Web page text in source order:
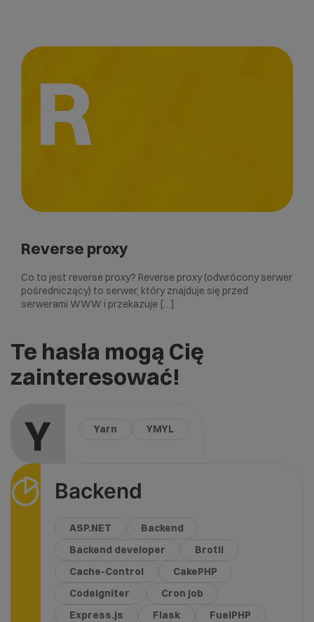
R
Reverse proxy
Co to jest reverse proxy? Reverse proxy (odwrócony serwer
pośredniczący) to serwer, który znajduje się przed
serwerami WWW i przekazuje […]
Te hasła mogą Cię
zainteresować!
Y Yarn YMYL
Backend
ASP.NET
Backend
Backend developer
Brotli
Cache-Control
CakePHP
CodeIgniter
Cron job
Express.js
Flask
FuelPHP